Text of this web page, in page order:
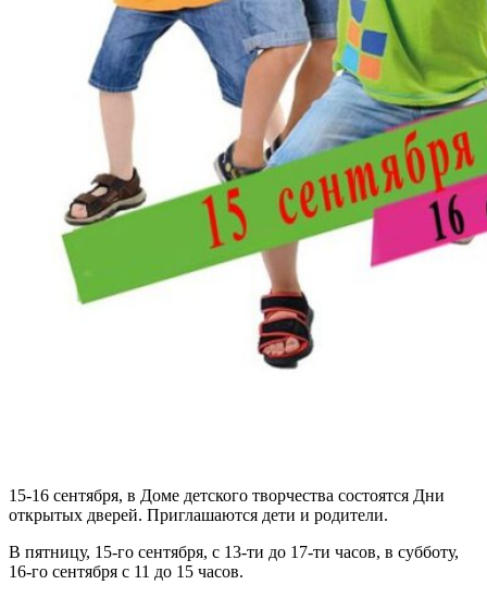
15-16 сентября, в Доме детского творчества состоятся Дни
открытых дверей. Приглашаются дети и родители.
В пятницу, 15-го сентября, с 13-ти до 17-ти часов, в субботу,
16-го сентября с 11 до 15 часов.